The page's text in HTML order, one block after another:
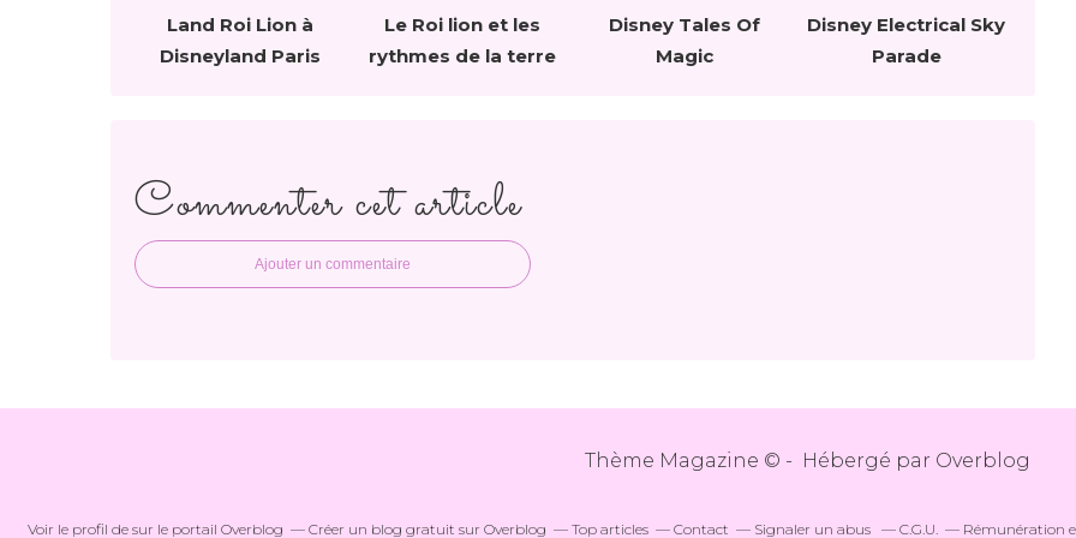
Land Roi Lion à
Disneyland Paris
Le Roi lion et les
rythmes de la terre
Disney Tales Of
Magic
Disney Electrical Sky
Parade
Commenter cet article
Ajouter un commentaire
Thème Magazine © - Hébergé par Overblog
Voir le profil de sur le portail Overblog Créer un blog gratuit sur Overblog Top articles Contact Signaler un abus C.G.U. Rémunération